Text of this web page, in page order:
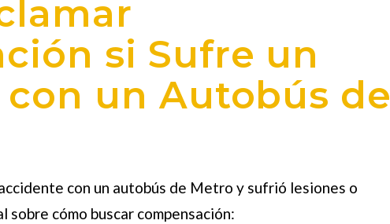
si Sufre un
un Autobús de
con un autobús de Metro y sufrió lesiones o
sobre cómo buscar compensación: